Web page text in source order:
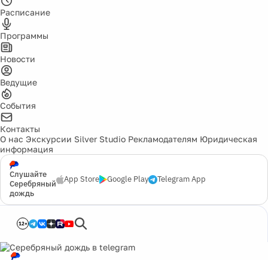
Расписание
Программы
Новости
Ведущие
События
Контакты
О нас Экскурсии Silver Studio Рекламодателям Юридическая
информация
Слушайте
Серебряный
дождь
App Store Google Play Telegram App
12+